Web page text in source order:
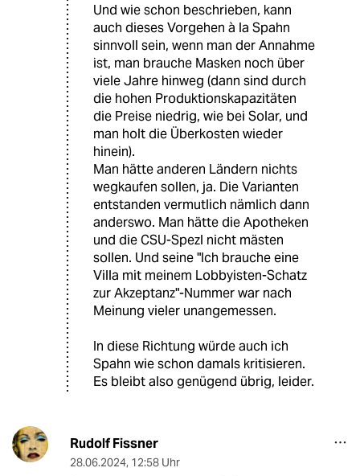
Und wie schon beschrieben, kann
auch dieses Vorgehen à la Spahn
sinnvoll sein, wenn man der Annahme
ist, man brauche Masken noch über
viele Jahre hinweg (dann sind durch
die hohen Produktionskapazitäten
die Preise niedrig, wie bei Solar, und
man holt die Überkosten wieder
hinein).
Man hätte anderen Ländern nichts
wegkaufen sollen, ja. Die Varianten
entstanden vermutlich nämlich dann
anderswo. Man hätte die Apotheken
und die CSU-Spezl nicht mästen
sollen. Und seine "Ich brauche eine
Villa mit meinem Lobbyisten-Schatz
zur Akzeptanz"-Nummer war nach
Meinung vieler unangemessen.
In diese Richtung würde auch ich
Spahn wie schon damals kritisieren.
Es bleibt also genügend übrig, leider.
Rudolf Fissner
28.06.2024, 12:58 Uhr